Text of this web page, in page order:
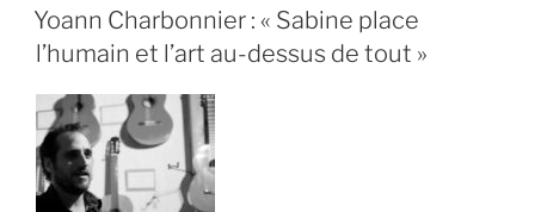
« Regards
de
scènes » »
LE
Yoann Charbonnier : « Sabine place
l’humain et l’art au-dessus de tout »